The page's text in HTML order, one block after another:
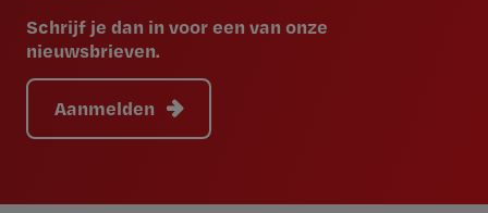
Schrijf je dan in voor een van onze
nieuwsbrieven.
Aanmelden